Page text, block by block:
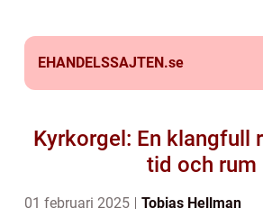
EHANDELSSAJTEN.se
Kyrkorgel: En klangfull
tid och rum
01 februari 2025 Tobias Hellman